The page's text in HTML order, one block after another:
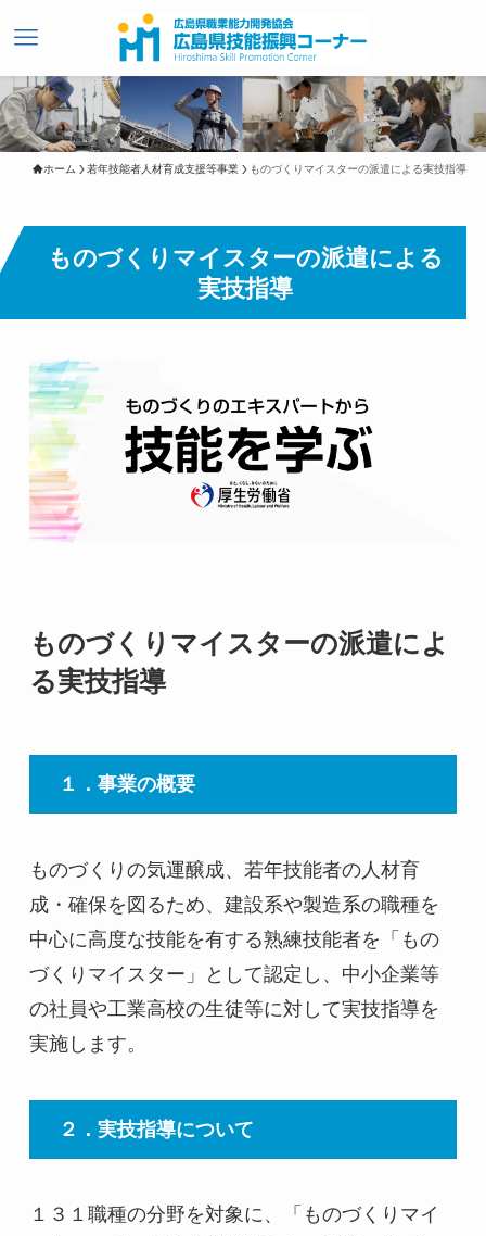
ホーム 若年技能者人材育成支援等事業 ものづくりマイスターの派遣による実技指導
ものづくりマイスターの派遣による
実技指導
ものづくりマイスターの派遣によ
る実技指導
１．事業の概要
ものづくりの気運醸成、若年技能者の人材育
成・確保を図るため、建設系や製造系の職種を
中心に高度な技能を有する熟練技能者を「もの
づくりマイスター」として認定し、中小企業等
の社員や工業高校の生徒等に対して実技指導を
実施します。
２．実技指導について
１３１職種の分野を対象に、「ものづくりマイ